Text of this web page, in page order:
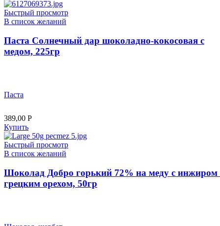
Быстрый просмотр
В список желаний
Паста Солнечный дар шоколадно-кокосовая с
медом, 225гр
Паста
389,00 Р
Купить
Быстрый просмотр
В список желаний
Шоколад Добро горький 72% на меду с инжиром
грецким орехом, 50гр